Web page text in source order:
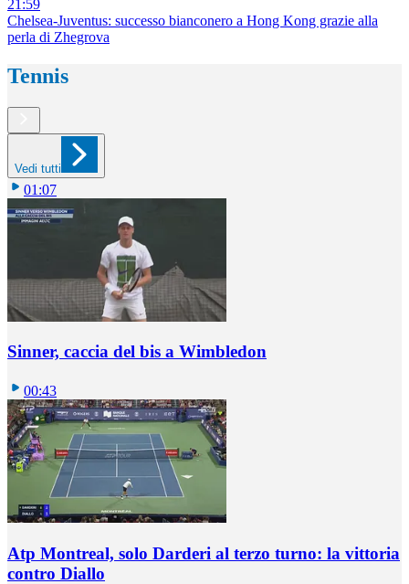
21:59
Chelsea-Juventus: successo bianconero a Hong Kong grazie alla
perla di Zhegrova
Tennis
Vedi tutti
01:07
Sinner, caccia del bis a Wimbledon
00:43
Atp Montreal, solo Darderi al terzo turno: la vittoria
contro Diallo